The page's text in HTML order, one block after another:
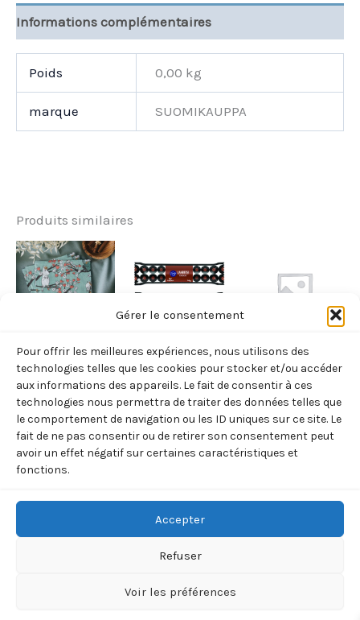
Gérer le consentement
Pour offrir les meilleures expériences, nous utilisons des
technologies telles que les cookies pour stocker et/ou accéder
aux informations des appareils. Le fait de consentir à ces
technologies nous permettra de traiter des données telles que
le comportement de navigation ou les ID uniques sur ce site. Le
fait de ne pas consentir ou de retirer son consentement peut
avoir un effet négatif sur certaines caractéristiques et
fonctions.
Accepter
Refuser
Voir les préférences
Informations complémentaires
Poids 0,00 kg
marque SUOMIKAUPPA
Produits similaires
EPICERIE
SERVIETTES
MOMMIN
VERTES
8,50€ TTC
au
EPICERIE
BATONNETS
REGLISSE
FINLANDE
0,70€ TTC
au
panier
EPICERIE
CONFITURE
CORNOUILLER
3,00
panier